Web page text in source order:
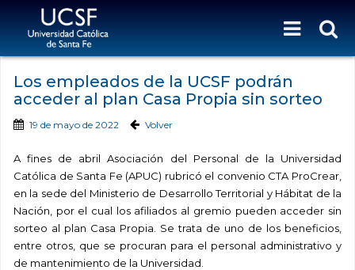
Los empleados de la UCSF podrán
acceder al plan Casa Propia sin sorteo
19 de mayo de 2022 Volver
A fines de abril Asociación del Personal de la Universidad
Católica de Santa Fe (APUC) rubricó el convenio CTA ProCrear,
en la sede del Ministerio de Desarrollo Territorial y Hábitat de la
Nación, por el cual los afiliados al gremio pueden acceder sin
sorteo al plan Casa Propia. Se trata de uno de los beneficios,
entre otros, que se procuran para el personal administrativo y
de mantenimiento de la Universidad.